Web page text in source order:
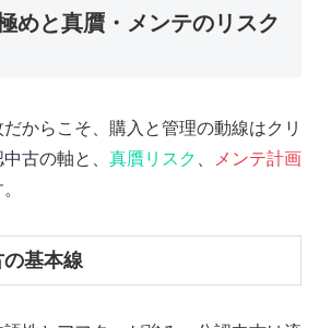
めと真贋・メンテのリスク
からこそ、購入と管理の動線はクリ
中古の軸と、 真贋リスク
メンテ計画
基本線